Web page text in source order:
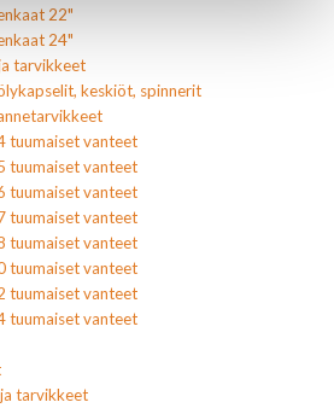
22"
24"
tarvikkeet
keskiöt, spinnerit
tuumaiset vanteet
tuumaiset vanteet
tuumaiset vanteet
tuumaiset vanteet
tuumaiset vanteet
tuumaiset vanteet
tuumaiset vanteet
tuumaiset vanteet
tarvikkeet